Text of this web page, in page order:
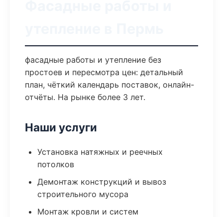
фасадные работы и утепление без
простоев и пересмотра цен: детальный
план, чёткий календарь поставок, онлайн-
отчёты. На рынке более 3 лет.
Наши услуги
Установка натяжных и реечных
потолков
Демонтаж конструкций и вывоз
строительного мусора
Монтаж кровли и систем